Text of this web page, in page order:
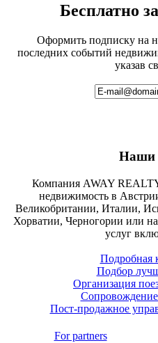
Бесплатно
Оформить подписку на
последних событий
указав
Наши
Компания AWAY
недвижимость в
Великобритании, Италии,
Хорватии, Черногории или
услуг
Подробная
Подбор
Организация
Пост-продажное
For partners